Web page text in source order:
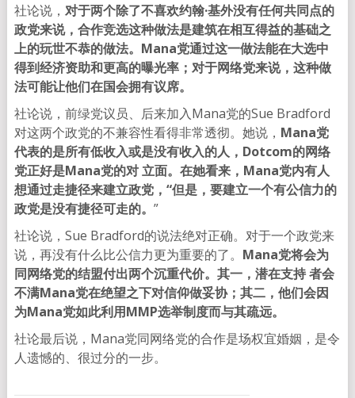
社论说， 对于两个除了不喜欢约翰·基外没有任何共同点的
政党来说，合作竞选这种做法是建筑在相互得益的基础之
上的玩世不恭的做法。Mana党通过这一做法能在大选中
得到经济资助和更高的曝光率；对于网络党来说，这种做
法可能让他们在国会拥有议席。
社论说，前绿党议员、后来加入Mana党的Sue Bradford
对这两个政党的不兼容性看得非常透彻。她说， Mana党
代表的是所有低收入或是没有收入的人，Dotcom的网络
党正好是Mana党的对 立面。在她看来，Mana党内有人
想通过走捷径来建立政党，“但是，要建立一个有公信力的
政党是没有捷径可走的。 ”
社论说，Sue Bradford的说法绝对正确。对于一个政党来
说，再没有什么比公信力更为重要的了。 Mana党将会为
同网络党的结盟付出两个沉重代价。其一，潜在支持 者会
不满Mana党在绝望之下对信仰做妥协；其二，他们会因
为Mana党如此利用MMP选举制度而与其疏远。
社论最后说，Mana党同网络党的合作是场权宜婚姻，是令
人遗憾的、很过分的一步。